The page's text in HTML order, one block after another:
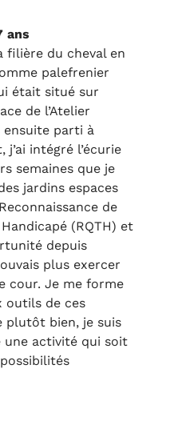
ans
filière du cheval en
palefrenier
était situé sur
de l’Atelier
ensuite parti à
j’ai intégré l’écurie
semaines que je
jardins espaces
de
(RQTH) et
depuis
plus exercer
cour. Je me forme
outils de ces
plutôt bien, je suis
une activité qui soit